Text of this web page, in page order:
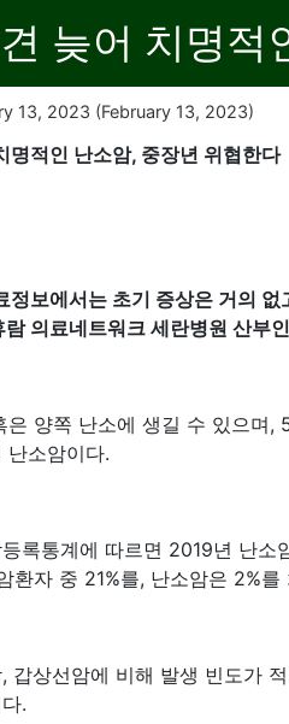
늦어 치명적
13, 2023 (February 13, 2023)
명적인 난소암, 중장년 위협한다
정보에서는 초기 증상은 거의
의료네트워크 세란병원 산부
은 양쪽 난소에 생길 수 있으며
난소암이다.
록통계에 따르면 2019년 난
환자 중 21%를, 난소암은 2%를
갑상선암에 비해 발생 빈도가
.